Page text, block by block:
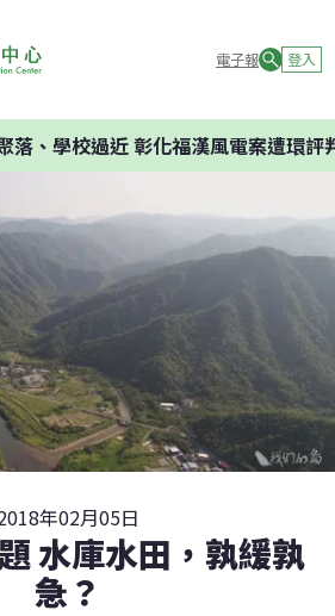
電子報 登入
校過近 彰化福漢風電案遭環評判否決
年02月05日
水庫水田，孰緩孰
急？